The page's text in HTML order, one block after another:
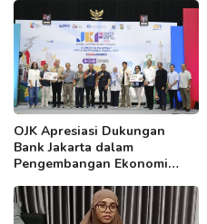
OJK Apresiasi Dukungan
Bank Jakarta dalam
Pengembangan Ekonomi